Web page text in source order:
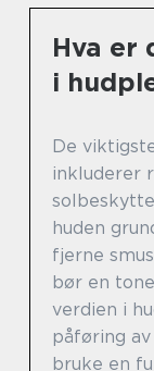
Hva er
i
De
inkluderer
huden
fjerne
bør en
verdien i
påføring
bruke en